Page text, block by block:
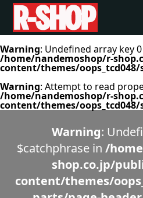
Warning: Undefined array key
/home/nandemoshop/r-
content/themes/
Warning: Attempt to read
/home/nandemoshop/r-
content/themes/
Warning:
$catchphrase in /
shop.co.jp/
content/themes/